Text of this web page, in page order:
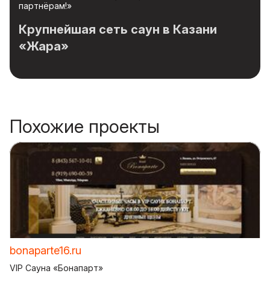
партнёрам!»
Крупнейшая сеть саун в Казани
«Жара»
Похожие проекты
bonaparte16.ru
VIP Сауна «Бонапарт»